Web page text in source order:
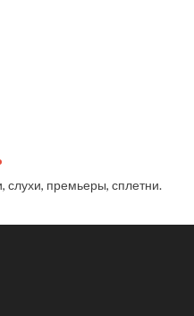
слухи, премьеры, сплетни.